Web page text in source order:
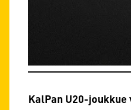
KalPan U20-